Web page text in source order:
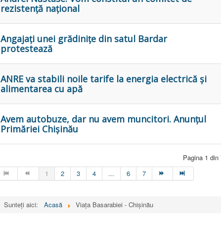
rezistență național
Angajați unei grădinițe din satul Bardar
protestează
ANRE va stabili noile tarife la energia electrică și
alimentarea cu apă
Avem autobuze, dar nu avem muncitori. Anunțul
Primăriei Chișinău
Pagina 1 din
1
2 3 4 ... 6 7
Sunteți aici: Acasă Viața Basarabiei - Chişinău